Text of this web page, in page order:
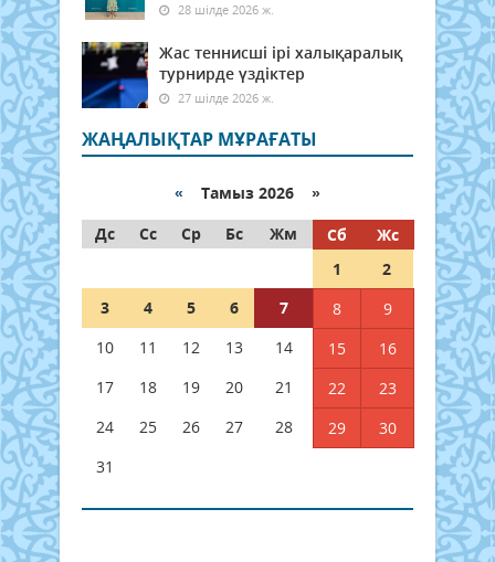
28 шілде 2026 ж.
Жас теннисші ірі халықаралық
турнирде үздіктер
27 шілде 2026 ж.
ЖАҢАЛЫҚТАР МҰРАҒАТЫ
« Тамыз 2026 »
Дс
Сс Ср Бс Жм Сб
Жс
1
2
3
4 5 6 7 8
9
10
11 12 13 14 15
16
17
18 19 20 21 22
23
24
25 26 27 28 29
30
31